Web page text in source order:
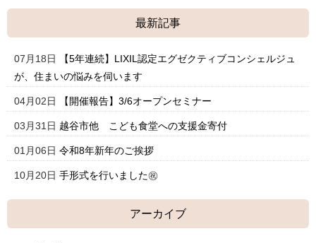
最新記事
07月18日
【5年連続】LIXIL認定エグゼクティブコンシェルジュ
が、住まいの悩みを伺います
04月02日 【開催報告】3/6オープンセミナー
03月31日 越谷市他 こども食堂への支援金寄付
01月06日 令和8年新年のご挨拶
10月20日 手形式を行いました㊗
アーカイブ